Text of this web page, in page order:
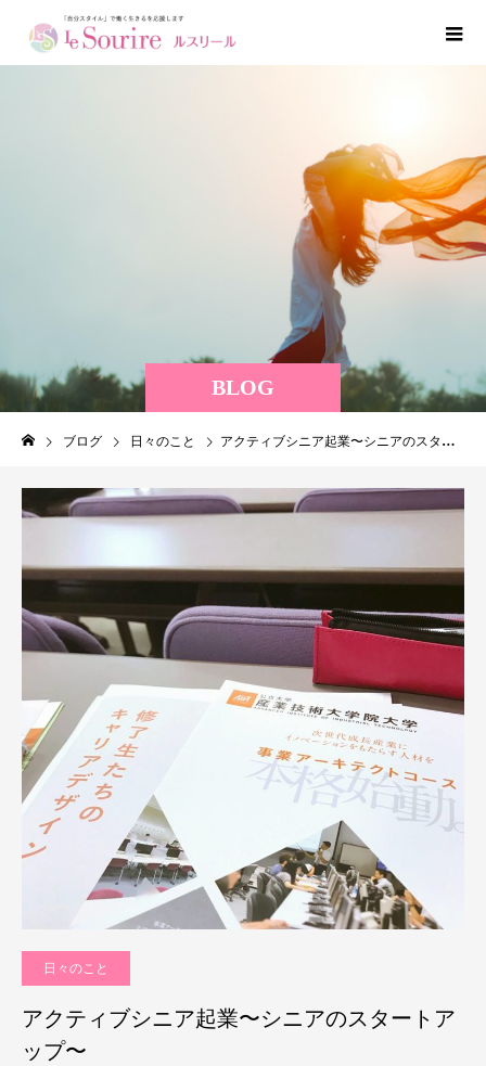
BLOG
ブログ 日々のこと アクティブシニア起業〜シニアのスタートアップ〜
日々のこと
アクティブシニア起業〜シニアのスタートア
ップ〜